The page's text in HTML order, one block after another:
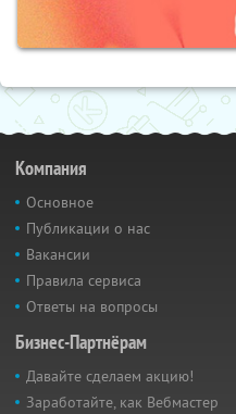
Компания
Основное
Публикации о нас
Вакансии
Правила сервиса
Ответы на вопросы
Бизнес-Партнёрам
Давайте сделаем акцию!
Заработайте, как Вебмастер